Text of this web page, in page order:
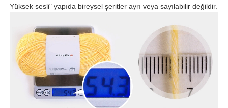
Yüksek sesli" yapıda bireysel şeritler ayrı veya sayılabilir değildir.